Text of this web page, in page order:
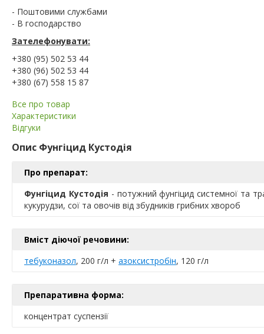
- Поштовими службами
- В господарство
Зателефонувати:
+380 (95) 502 53 44
+380 (96) 502 53 44
+380 (67) 558 15 87
Все про товар
Характеристики
Відгуки
Опис Фунгіцид Кустодія
Про препарат:
Фунгіцид Кустодія - потужний фунгіцид системної та
кукурудзи, сої та овочів від збудників грибних хвороб
Вміст діючої речовини:
тебуконазол, 200 г/л + азоксистробін, 120 г/л
Препаративна форма:
концентрат суспензії